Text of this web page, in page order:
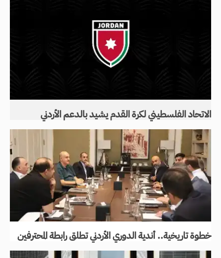
الاتحاد الفلسطيني لكرة القدم يشيد بالدعم الأردني
خطوة تاريخية.. أندية الدوري الأردني تطلق رابطة المحترفين